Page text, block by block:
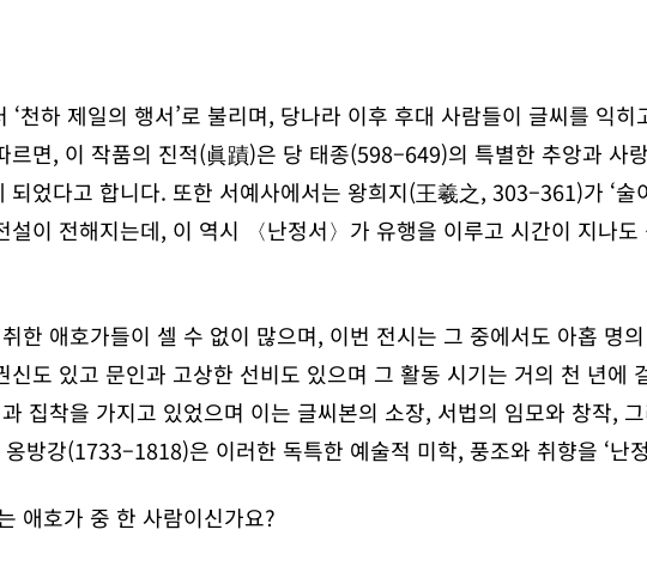
‘천하 제일의 행서’로 불리며, 당나라 이후 후대 사람들이 글씨를 익
르면, 이 작품의 진적(眞蹟)은 당 태종(598–649)의 특별한 추앙과 사
되었다고 합니다. 또한 서예사에서는 왕희지(王羲之, 303–361)가 ‘
설이 전해지는데, 이 역시 〈난정서〉가 유행을 이루고 시간이 지나
한 애호가들이 셀 수 없이 많으며, 이번 전시는 그 중에서도 아홉 명
신도 있고 문인과 고상한 선비도 있으며 그 활동 시기는 거의 천 년에
집착을 가지고 있었으며 이는 글씨본의 소장, 서법의 임모와 창작,
방강(1733–1818)은 이러한 독특한 예술적 미학, 풍조와 취향을 ‘난
애호가 중 한 사람이신가요?